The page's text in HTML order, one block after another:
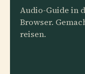
Audio-Guide in
Browser.
reisen.